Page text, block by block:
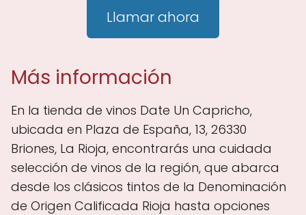
Llamar ahora
Más información
En la tienda de vinos Date Un Capricho,
ubicada en Plaza de España, 13, 26330
Briones, La Rioja, encontrarás una cuidada
selección de vinos de la región, que abarca
desde los clásicos tintos de la Denominación
de Origen Calificada Rioja hasta opciones